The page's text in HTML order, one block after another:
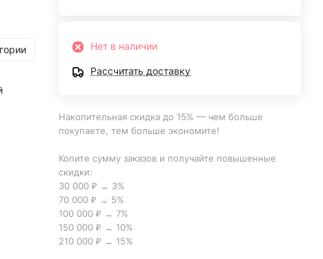
Нет в наличии
Рассчитать доставку
Накопительная скидка до 15% — чем больше
покупаете, тем больше экономите!
Копите сумму заказов и получайте повышенные
скидки:
30 000 ₽ → 3%
70 000 ₽ → 5%
100 000 ₽ → 7%
150 000 ₽ → 10%
210 000 ₽ → 15%